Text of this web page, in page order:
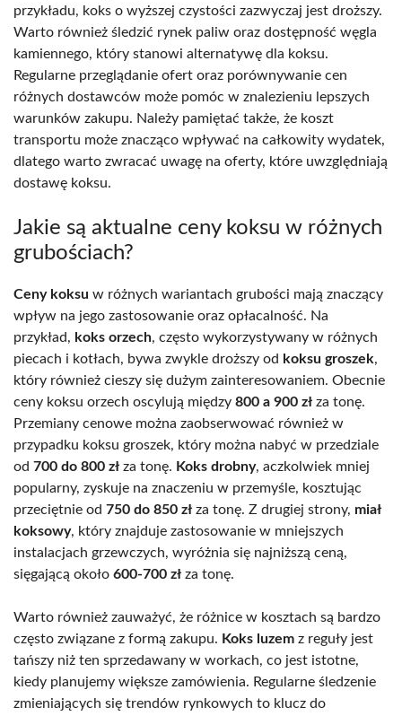
przykładu, koks o wyższej czystości zazwyczaj jest droższy.
Warto również śledzić rynek paliw oraz dostępność węgla
kamiennego, który stanowi alternatywę dla koksu.
Regularne przeglądanie ofert oraz porównywanie cen
różnych dostawców może pomóc w znalezieniu lepszych
warunków zakupu. Należy pamiętać także, że koszt
transportu może znacząco wpływać na całkowity wydatek,
dlatego warto zwracać uwagę na oferty, które uwzględniają
dostawę koksu.
Jakie są aktualne ceny koksu w różnych
grubościach?
Ceny koksu w różnych wariantach grubości mają znaczący
wpływ na jego zastosowanie oraz opłacalność. Na
przykład, koks orzech, często wykorzystywany w różnych
piecach i kotłach, bywa zwykle droższy od koksu groszek,
który również cieszy się dużym zainteresowaniem. Obecnie
ceny koksu orzech oscylują między 800 a 900 zł za tonę.
Przemiany cenowe można zaobserwować również w
przypadku koksu groszek, który można nabyć w przedziale
od 700 do 800 zł za tonę. Koks drobny, aczkolwiek mniej
popularny, zyskuje na znaczeniu w przemyśle, kosztując
przeciętnie od 750 do 850 zł za tonę. Z drugiej strony, miał
koksowy, który znajduje zastosowanie w mniejszych
instalacjach grzewczych, wyróżnia się najniższą ceną,
sięgającą około 600-700 zł za tonę.
Warto również zauważyć, że różnice w kosztach są bardzo
często związane z formą zakupu. Koks luzem z reguły jest
tańszy niż ten sprzedawany w workach, co jest istotne,
kiedy planujemy większe zamówienia. Regularne śledzenie
zmieniających się trendów rynkowych to klucz do